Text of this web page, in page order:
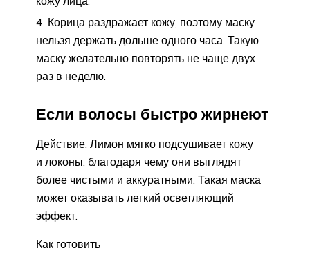
Корица раздражает кожу, поэтому маску
нельзя держать дольше одного часа. Такую
маску желательно повторять не чаще двух
раз в неделю.
Если волосы быстро жирнеют
Действие. Лимон мягко подсушивает кожу
и локоны, благодаря чему они выглядят
более чистыми и аккуратными. Такая маска
может оказывать легкий осветляющий
эффект.
Как готовить